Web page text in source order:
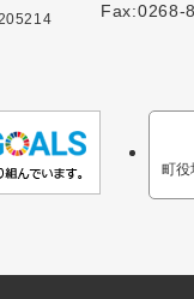
Fax:0268-
町役